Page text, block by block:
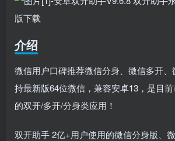
介绍
微信用户口碑推荐微信分身、微信多开
持最新版64位微信，兼容安卓13，是目
的双开/多开/分身类应用！
双开助手 2亿+用户使用的微信分身版、